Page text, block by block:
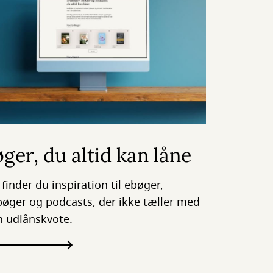
du altid kan låne
finder du inspiration til ebøger,
og podcasts, der ikke tæller med
udlånskvote.